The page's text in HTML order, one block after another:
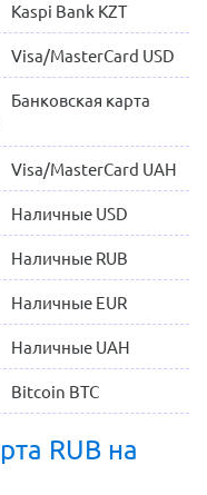
Kaspi Bank KZT
Visa/MasterCard USD
Банковская карта
Visa/MasterCard UAH
Наличные USD
Наличные RUB
Наличные EUR
Наличные UAH
Bitcoin BTC
RUB на